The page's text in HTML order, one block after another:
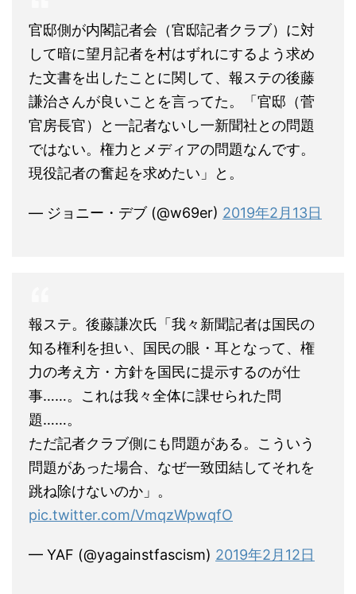
官邸側が内閣記者会（官邸記者クラブ）に対
して暗に望月記者を村はずれにするよう求め
た文書を出したことに関して、報ステの後藤
謙治さんが良いことを言ってた。「官邸（菅
官房長官）と一記者ないし一新聞社との問題
ではない。権力とメディアの問題なんです。
現役記者の奮起を求めたい」と。
— ジョニー・デブ (@w69er) 2019年2月13日
報ステ。後藤謙次氏「我々新聞記者は国民の
知る権利を担い、国民の眼・耳となって、権
力の考え方・方針を国民に提示するのが仕
事……。これは我々全体に課せられた問
題……。
ただ記者クラブ側にも問題がある。こういう
問題があった場合、なぜ一致団結してそれを
跳ね除けないのか」。
pic.twitter.com/VmqzWpwqfO
— YAF (@yagainstfascism) 2019年2月12日